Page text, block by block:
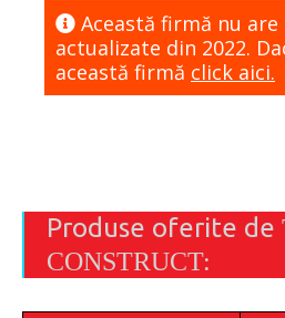
Această firmă nu
actualizate din 2022.
această firmă click aici.
Produse oferite de
CONSTRUCT: